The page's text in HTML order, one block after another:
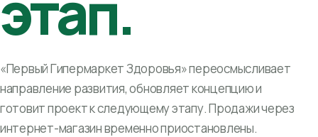
«Первый Гипермаркет Здоровья» переосмысливает
направление развития, обновляет концепцию и
готовит проект к следующему этапу. Продажи через
интернет-магазин временно приостановлены.